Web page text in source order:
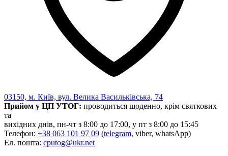
03150, м. Київ, вул. Велика Васильківська, 74
Прийом у ЦП УТОГ: проводиться щоденно, крім святкових
та
вихідних днів, пн-чт з 8:00 до 17:00, у пт з 8:00 до 15:45
Телефон: +38 063 101 97 09 (telegram, viber, whatsApp)
Ел. пошта: cputog@ukr.net